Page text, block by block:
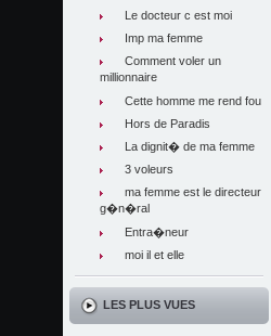
Le docteur c est moi
Imp ma femme
Comment voler un
millionnaire
Cette homme me rend fou
Hors de Paradis
La dignit� de ma femme
3 voleurs
ma femme est le directeur
g�n�ral
Entra�neur
moi il et elle
LES PLUS VUES